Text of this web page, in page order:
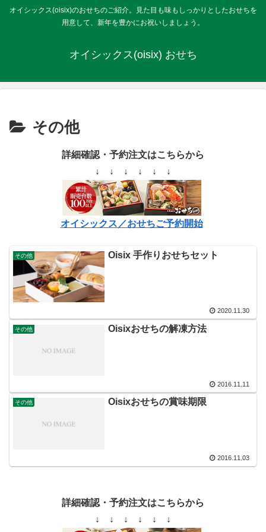
オイシックス(oisix)のおせちのご紹介。見た目も味もしっかりとしたおせちを
用意して、新年を豊かにお祝いしましょう。
オイシックス(oisix) おせち
その他
詳細確認・予約注文はこちらから
↓ ↓ ↓ ↓ ↓ ↓
オイシックス／おせちご予約開始
その他 Oisix 手作りおせちセット
2020.11.30
その他 Oisixおせちの解凍方法
2016.11.11
その他 Oisixおせちの賞味期限
2016.11.03
詳細確認・予約注文はこちらから
↓ ↓ ↓ ↓ ↓ ↓